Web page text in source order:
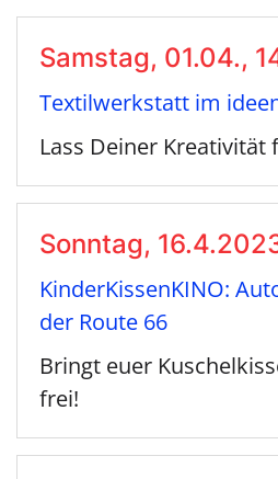
Samstag, 01.04.,
Textilwerkstatt im
Lass Deiner Kreativität
Sonntag,
KinderKissenKINO:
der Route 66
Bringt euer
frei!